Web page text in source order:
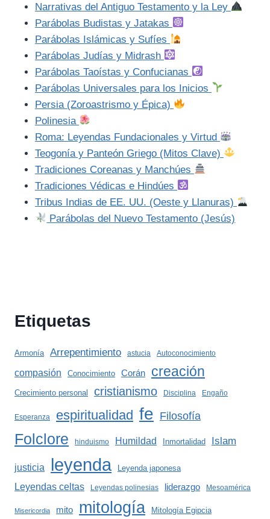
Narrativas del Antiguo Testamento y la Ley
Parábolas Budistas y Jatakas
Parábolas Islámicas y Sufíes
Parábolas Judías y Midrash
Parábolas Taoístas y Confucianas
Parábolas Universales para los Inicios
Persia (Zoroastrismo y Épica)
Polinesia
Roma: Leyendas Fundacionales y Virtud
Teogonía y Panteón Griego (Mitos Clave)
Tradiciones Coreanas y Manchúes
Tradiciones Védicas e Hindúes
Tribus Indias de EE. UU. (Oeste y Llanuras)
Parábolas del Nuevo Testamento (Jesús)
Etiquetas
Armonía Arrepentimiento astucia Autoconocimiento
compasión Conocimiento Corán creación
Crecimiento personal cristianismo Disciplina Engaño
Esperanza espiritualidad fe Filosofía
Folclore hinduismo Humildad Inmortalidad Islam
justicia leyenda Leyenda japonesa
Leyendas celtas Leyendas polinesias liderazgo Mesoamérica
Misericordia mito mitología Mitología Egipcia